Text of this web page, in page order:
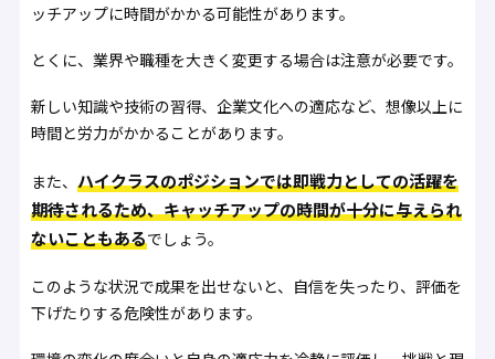
ッチアップに時間がかかる可能性があります。
とくに、業界や職種を大きく変更する場合は注意が必要です。
新しい知識や技術の習得、企業文化への適応など、想像以上に
時間と労力がかかることがあります。
また、 ハイクラスのポジションでは即戦力としての活躍を
期待されるため、キャッチアップの時間が十分に与えられ
ないこともあるでしょう。
このような状況で成果を出せないと、自信を失ったり、評価を
下げたりする危険性があります。